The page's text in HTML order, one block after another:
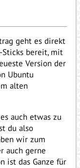
geht es direkt
Sticks bereit, mit
Version der
Ubuntu
alten
auch etwas zu
du also
wir zum
auch gerne
ist das Ganze für